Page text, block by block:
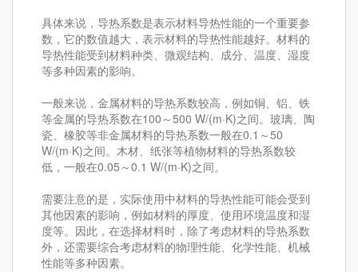
具体来说，导热系数是表示材料导热性能的一个重要参
数，它的数值越大，表示材料的导热性能越好。材料的
导热性能受到材料种类、微观结构、成分、温度、湿度
等多种因素的影响。
一般来说，金属材料的导热系数较高，例如铜、铝、铁
等金属的导热系数在100～500 W/(m·K)之间。玻璃、陶
瓷、橡胶等非金属材料的导热系数一般在0.1～50
W/(m·K)之间。木材、纸张等植物材料的导热系数较
低，一般在0.05～0.1 W/(m·K)之间。
需要注意的是，实际使用中材料的导热性能可能会受到
其他因素的影响，例如材料的厚度、使用环境温度和湿
度等。因此，在选择材料时，除了考虑材料的导热系数
外，还需要综合考虑材料的物理性能、化学性能、机械
性能等多种因素。